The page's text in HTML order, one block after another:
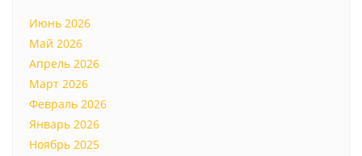
Июнь 2026
Май 2026
Апрель 2026
Март 2026
Февраль 2026
Январь 2026
Ноябрь 2025